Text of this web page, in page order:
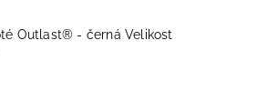
Outlast® - černá Velikost